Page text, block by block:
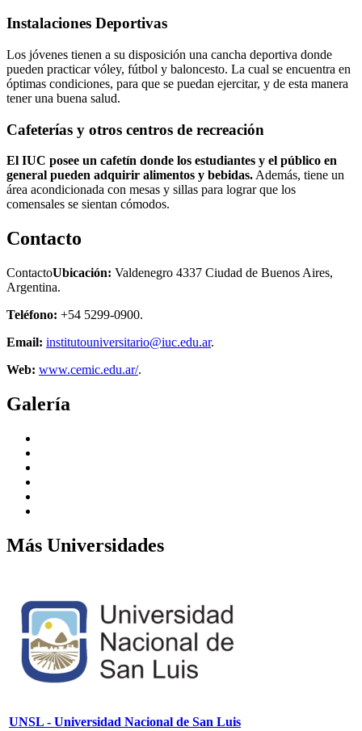
Instalaciones Deportivas
Los jóvenes tienen a su disposición una cancha deportiva donde
pueden practicar vóley, fútbol y baloncesto. La cual se encuentra en
óptimas condiciones, para que se puedan ejercitar, y de esta manera
tener una buena salud.
Cafeterías y otros centros de recreación
El IUC posee un cafetín donde los estudiantes y el público en
general pueden adquirir alimentos y bebidas.Además, tiene un
área acondicionada con mesas y sillas para lograr que los
comensales se sientan cómodos.
Contacto
ContactoUbicación: Valdenegro 4337 Ciudad de Buenos Aires,
Argentina.
Teléfono: +54 5299-0900.
Email: institutouniversitario@iuc.edu.ar.
Web: www.cemic.edu.ar/.
Galería
Más Universidades
UNSL - Universidad Nacional de San Luis